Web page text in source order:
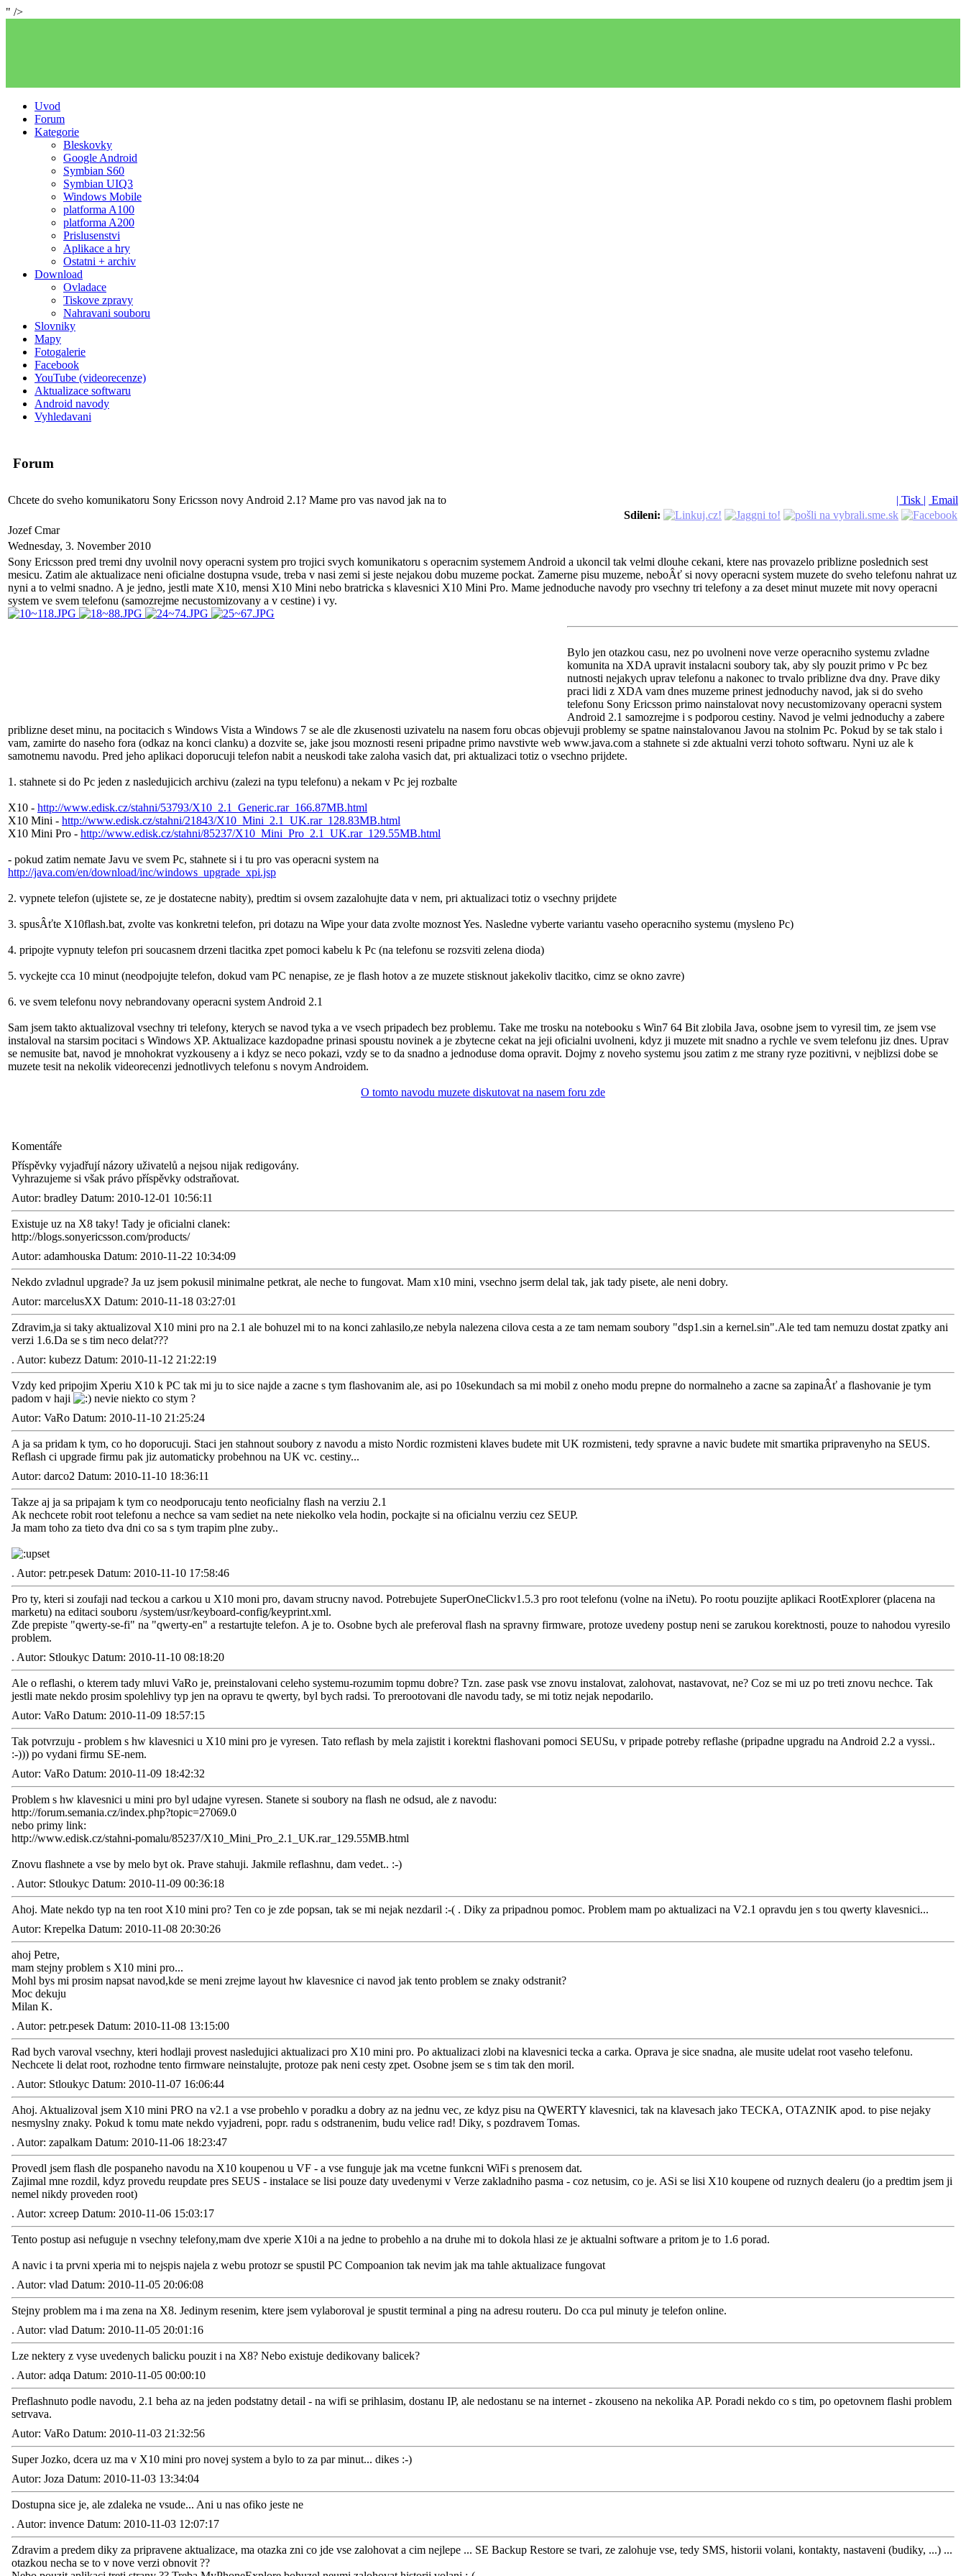
" />
Uvod
Forum
Kategorie
Bleskovky
Google Android
Symbian S60
Symbian UIQ3
Windows Mobile
platforma A100
platforma A200
Prislusenstvi
Aplikace a hry
Ostatni + archiv
Download
Ovladace
Tiskove zpravy
Nahravani souboru
Slovniky
Mapy
Fotogalerie
Facebook
YouTube (videorecenze)
Aktualizace softwaru
Android navody
Vyhledavani
Forum
Chcete do sveho komunikatoru Sony Ericsson novy Android 2.1? Mame pro vas navod jak na to | Tisk | Email
Sdileni:
Jozef Cmar
Wednesday, 3. November 2010
Sony Ericsson pred tremi dny uvolnil novy operacni system pro trojici svych komunikatoru s operacnim systemem Android a ukoncil tak velmi dlouhe cekani, ktere nas provazelo priblizne poslednich sest
mesicu. Zatim ale aktualizace neni oficialne dostupna vsude, treba v nasi zemi si jeste nejakou dobu muzeme pockat. Zamerne pisu muzeme, neboÂť si novy operacni system muzete do sveho telefonu nahrat uz
nyni a to velmi snadno. A je jedno, jestli mate X10, mensi X10 Mini nebo bratricka s klavesnici X10 Mini Pro. Mame jednoduche navody pro vsechny tri telefony a za deset minut muzete mit novy operacni
system ve svem telefonu (samozrejme necustomizovany a v cestine) i vy.
Bylo jen otazkou casu, nez po uvolneni nove verze operacniho systemu zvladne
komunita na XDA upravit instalacni soubory tak, aby sly pouzit primo v Pc bez
nutnosti nejakych uprav telefonu a nakonec to trvalo priblizne dva dny. Prave diky
praci lidi z XDA vam dnes muzeme prinest jednoduchy navod, jak si do sveho
telefonu Sony Ericsson primo nainstalovat novy necustomizovany operacni system
Android 2.1 samozrejme i s podporou cestiny. Navod je velmi jednoduchy a zabere
priblizne deset minu, na pocitacich s Windows Vista a Windows 7 se ale dle zkusenosti uzivatelu na nasem foru obcas objevuji problemy se spatne nainstalovanou Javou na stolnim Pc. Pokud by se tak stalo i
vam, zamirte do naseho fora (odkaz na konci clanku) a dozvite se, jake jsou moznosti reseni pripadne primo navstivte web www.java.com a stahnete si zde aktualni verzi tohoto softwaru. Nyni uz ale k
samotnemu navodu. Pred jeho aplikaci doporucuji telefon nabit a neuskodi take zaloha vasich dat, pri aktualizaci totiz o vsechno prijdete.
1. stahnete si do Pc jeden z nasledujicich archivu (zalezi na typu telefonu) a nekam v Pc jej rozbalte
X10 - http://www.edisk.cz/stahni/53793/X10_2.1_Generic.rar_166.87MB.html
X10 Mini - http://www.edisk.cz/stahni/21843/X10_Mini_2.1_UK.rar_128.83MB.html
X10 Mini Pro - http://www.edisk.cz/stahni/85237/X10_Mini_Pro_2.1_UK.rar_129.55MB.html
- pokud zatim nemate Javu ve svem Pc, stahnete si i tu pro vas operacni system na
http://java.com/en/download/inc/windows_upgrade_xpi.jsp
2. vypnete telefon (ujistete se, ze je dostatecne nabity), predtim si ovsem zazalohujte data v nem, pri aktualizaci totiz o vsechny prijdete
3. spusÂťte X10flash.bat, zvolte vas konkretni telefon, pri dotazu na Wipe your data zvolte moznost Yes. Nasledne vyberte variantu vaseho operacniho systemu (mysleno Pc)
4. pripojte vypnuty telefon pri soucasnem drzeni tlacitka zpet pomoci kabelu k Pc (na telefonu se rozsviti zelena dioda)
5. vyckejte cca 10 minut (neodpojujte telefon, dokud vam PC nenapise, ze je flash hotov a ze muzete stisknout jakekoliv tlacitko, cimz se okno zavre)
6. ve svem telefonu novy nebrandovany operacni system Android 2.1
Sam jsem takto aktualizoval vsechny tri telefony, kterych se navod tyka a ve vsech pripadech bez problemu. Take me trosku na notebooku s Win7 64 Bit zlobila Java, osobne jsem to vyresil tim, ze jsem vse
instaloval na starsim pocitaci s Windows XP. Aktualizace kazdopadne prinasi spoustu novinek a je zbytecne cekat na jeji oficialni uvolneni, kdyz ji muzete mit snadno a rychle ve svem telefonu jiz dnes. Uprav
se nemusite bat, navod je mnohokrat vyzkouseny a i kdyz se neco pokazi, vzdy se to da snadno a jednoduse doma opravit. Dojmy z noveho systemu jsou zatim z me strany ryze pozitivni, v nejblizsi dobe se
muzete tesit na nekolik videorecenzi jednotlivych telefonu s novym Androidem.
O tomto navodu muzete diskutovat na nasem foru zde
Komentáře
Příspěvky vyjadřují názory uživatelů a nejsou nijak redigovány.
Vyhrazujeme si však právo příspěvky odstraňovat.
Autor: bradley Datum: 2010-12-01 10:56:11
Existuje uz na X8 taky! Tady je oficialni clanek:
http://blogs.sonyericsson.com/products/
Autor: adamhouska Datum: 2010-11-22 10:34:09
Nekdo zvladnul upgrade? Ja uz jsem pokusil minimalne petkrat, ale neche to fungovat. Mam x10 mini, vsechno jserm delal tak, jak tady pisete, ale neni dobry.
Autor: marcelusXX Datum: 2010-11-18 03:27:01
Zdravim,ja si taky aktualizoval X10 mini pro na 2.1 ale bohuzel mi to na konci zahlasilo,ze nebyla nalezena cilova cesta a ze tam nemam soubory "dsp1.sin a kernel.sin".Ale ted tam nemuzu dostat zpatky ani
verzi 1.6.Da se s tim neco delat???
. Autor: kubezz Datum: 2010-11-12 21:22:19
Vzdy ked pripojim Xperiu X10 k PC tak mi ju to sice najde a zacne s tym flashovanim ale, asi po 10sekundach sa mi mobil z oneho modu prepne do normalneho a zacne sa zapinaÂť a flashovanie je tym
padom v haji
nevie niekto co stym ?
Autor: VaRo Datum: 2010-11-10 21:25:24
A ja sa pridam k tym, co ho doporucuji. Staci jen stahnout soubory z navodu a misto Nordic rozmisteni klaves budete mit UK rozmisteni, tedy spravne a navic budete mit smartika pripravenyho na SEUS.
Reflash ci upgrade firmu pak jiz automaticky probehnou na UK vc. cestiny...
Autor: darco2 Datum: 2010-11-10 18:36:11
Takze aj ja sa pripajam k tym co neodporucaju tento neoficialny flash na verziu 2.1
Ak nechcete robit root telefonu a nechce sa vam sediet na nete niekolko vela hodin, pockajte si na oficialnu verziu cez SEUP.
Ja mam toho za tieto dva dni co sa s tym trapim plne zuby..
. Autor: petr.pesek Datum: 2010-11-10 17:58:46
Pro ty, kteri si zoufaji nad teckou a carkou u X10 moni pro, davam strucny navod. Potrebujete SuperOneClickv1.5.3 pro root telefonu (volne na iNetu). Po rootu pouzijte aplikaci RootExplorer (placena na
marketu) na editaci souboru /system/usr/keyboard-config/keyprint.xml.
Zde prepiste "qwerty-se-fi" na "qwerty-en" a restartujte telefon. A je to. Osobne bych ale preferoval flash na spravny firmware, protoze uvedeny postup neni se zarukou korektnosti, pouze to nahodou vyresilo
problem.
. Autor: Stloukyc Datum: 2010-11-10 08:18:20
Ale o reflashi, o kterem tady mluvi VaRo je, preinstalovani celeho systemu-rozumim topmu dobre? Tzn. zase pask vse znovu instalovat, zalohovat, nastavovat, ne? Coz se mi uz po treti znovu nechce. Tak
jestli mate nekdo prosim spolehlivy typ jen na opravu te qwerty, byl bych radsi. To prerootovani dle navodu tady, se mi totiz nejak nepodarilo.
Autor: VaRo Datum: 2010-11-09 18:57:15
Tak potvrzuju - problem s hw klavesnici u X10 mini pro je vyresen. Tato reflash by mela zajistit i korektni flashovani pomoci SEUSu, v pripade potreby reflashe (pripadne upgradu na Android 2.2 a vyssi..
:-))) po vydani firmu SE-nem.
Autor: VaRo Datum: 2010-11-09 18:42:32
Problem s hw klavesnici u mini pro byl udajne vyresen. Stanete si soubory na flash ne odsud, ale z navodu:
http://forum.semania.cz/index.php?topic=27069.0
nebo primy link:
http://www.edisk.cz/stahni-pomalu/85237/X10_Mini_Pro_2.1_UK.rar_129.55MB.html
Znovu flashnete a vse by melo byt ok. Prave stahuji. Jakmile reflashnu, dam vedet.. :-)
. Autor: Stloukyc Datum: 2010-11-09 00:36:18
Ahoj. Mate nekdo typ na ten root X10 mini pro? Ten co je zde popsan, tak se mi nejak nezdaril :-( . Diky za pripadnou pomoc. Problem mam po aktualizaci na V2.1 opravdu jen s tou qwerty klavesnici...
Autor: Krepelka Datum: 2010-11-08 20:30:26
ahoj Petre,
mam stejny problem s X10 mini pro...
Mohl bys mi prosim napsat navod,kde se meni zrejme layout hw klavesnice ci navod jak tento problem se znaky odstranit?
Moc dekuju
Milan K.
. Autor: petr.pesek Datum: 2010-11-08 13:15:00
Rad bych varoval vsechny, kteri hodlaji provest nasledujici aktualizaci pro X10 mini pro. Po aktualizaci zlobi na klavesnici tecka a carka. Oprava je sice snadna, ale musite udelat root vaseho telefonu.
Nechcete li delat root, rozhodne tento firmware neinstalujte, protoze pak neni cesty zpet. Osobne jsem se s tim tak den moril.
. Autor: Stloukyc Datum: 2010-11-07 16:06:44
Ahoj. Aktualizoval jsem X10 mini PRO na v2.1 a vse probehlo v poradku a dobry az na jednu vec, ze kdyz pisu na QWERTY klavesnici, tak na klavesach jako TECKA, OTAZNIK apod. to pise nejaky
nesmyslny znaky. Pokud k tomu mate nekdo vyjadreni, popr. radu s odstranenim, budu velice rad! Diky, s pozdravem Tomas.
. Autor: zapalkam Datum: 2010-11-06 18:23:47
Provedl jsem flash dle pospaneho navodu na X10 koupenou u VF - a vse funguje jak ma vcetne funkcni WiFi s prenosem dat.
Zajimal mne rozdil, kdyz provedu reupdate pres SEUS - instalace se lisi pouze daty uvedenymi v Verze zakladniho pasma - coz netusim, co je. ASi se lisi X10 koupene od ruznych dealeru (jo a predtim jsem ji
nemel nikdy proveden root)
. Autor: xcreep Datum: 2010-11-06 15:03:17
Tento postup asi nefuguje n vsechny telefony,mam dve xperie X10i a na jedne to probehlo a na druhe mi to dokola hlasi ze je aktualni software a pritom je to 1.6 porad.
A navic i ta prvni xperia mi to nejspis najela z webu protozr se spustil PC Compoanion tak nevim jak ma tahle aktualizace fungovat
. Autor: vlad Datum: 2010-11-05 20:06:08
Stejny problem ma i ma zena na X8. Jedinym resenim, ktere jsem vylaboroval je spustit terminal a ping na adresu routeru. Do cca pul minuty je telefon online.
. Autor: vlad Datum: 2010-11-05 20:01:16
Lze nektery z vyse uvedenych balicku pouzit i na X8? Nebo existuje dedikovany balicek?
. Autor: adqa Datum: 2010-11-05 00:00:10
Preflashnuto podle navodu, 2.1 beha az na jeden podstatny detail - na wifi se prihlasim, dostanu IP, ale nedostanu se na internet - zkouseno na nekolika AP. Poradi nekdo co s tim, po opetovnem flashi problem
setrvava.
Autor: VaRo Datum: 2010-11-03 21:32:56
Super Jozko, dcera uz ma v X10 mini pro novej system a bylo to za par minut... dikes :-)
Autor: Joza Datum: 2010-11-03 13:34:04
Dostupna sice je, ale zdaleka ne vsude... Ani u nas ofiko jeste ne
. Autor: invence Datum: 2010-11-03 12:07:17
Zdravim a predem diky za pripravene aktualizace, ma otazka zni co jde vse zalohovat a cim nejlepe ... SE Backup Restore se tvari, ze zalohuje vse, tedy SMS, historii volani, kontakty, nastaveni (budiky, ...) ...
otazkou necha se to v nove verzi obnovit ??